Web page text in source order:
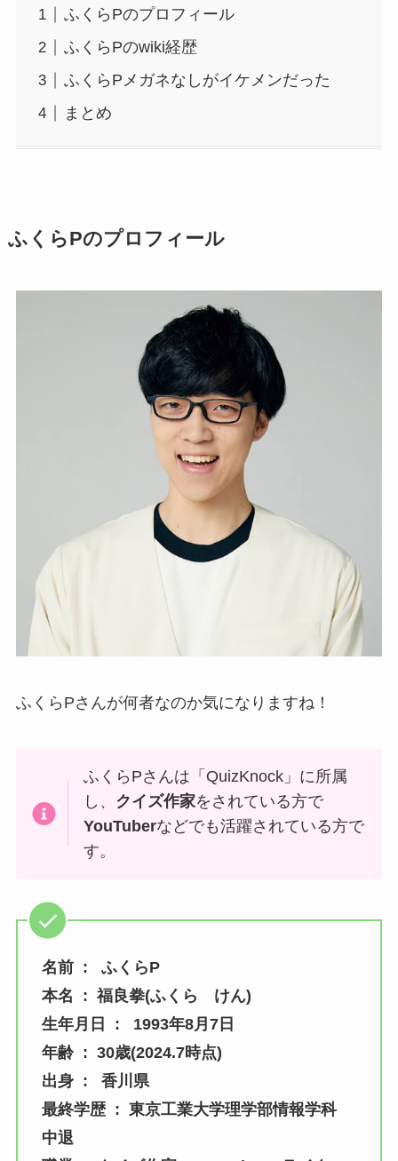
ふくらPのプロフィール
ふくらPのwiki経歴
ふくらPメガネなしがイケメンだった
まとめ
ふくらPのプロフィール
ふくらPさんが何者なのか気になりますね！
ふくらPさんは「QuizKnock」に所属
し、 クイズ作家をされている方で
YouTuberなどでも活躍されている方で
す。
名前 : ふくらP
本名 : 福良拳(ふくら けん)
生年月日 : 1993年8月7日
年齢 : 30歳(2024.7時点)
出身 : 香川県
最終学歴 : 東京工業大学理学部情報学科
中退